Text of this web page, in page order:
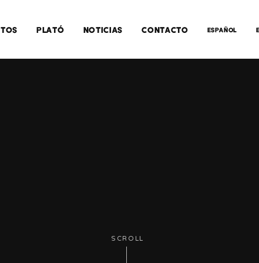
PLATÓ NOTICIAS CONTACTO ESPAÑOL
SCROLL